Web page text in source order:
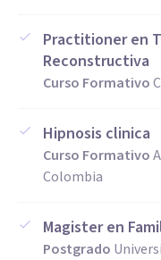
Practitioner en
Reconstructiva
Curso Formativo
Hipnosis clinica
Curso Formativo
Colombia
Magister en
Postgrado